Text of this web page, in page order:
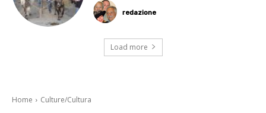
redazione
Load more